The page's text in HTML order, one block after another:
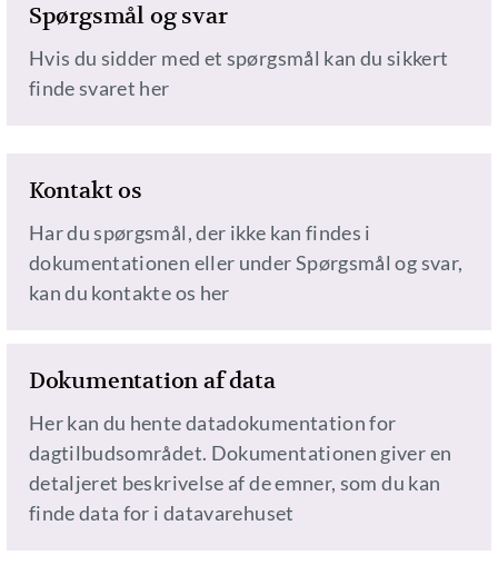
Spørgsmål og svar
Hvis du sidder med et spørgsmål kan du sikkert
finde svaret her
Kontakt os
Har du spørgsmål, der ikke kan findes i
dokumentationen eller under Spørgsmål og svar,
kan du kontakte os her
Dokumentation af data
Her kan du hente datadokumentation for
dagtilbudsområdet. Dokumentationen giver en
detaljeret beskrivelse af de emner, som du kan
finde data for i datavarehuset